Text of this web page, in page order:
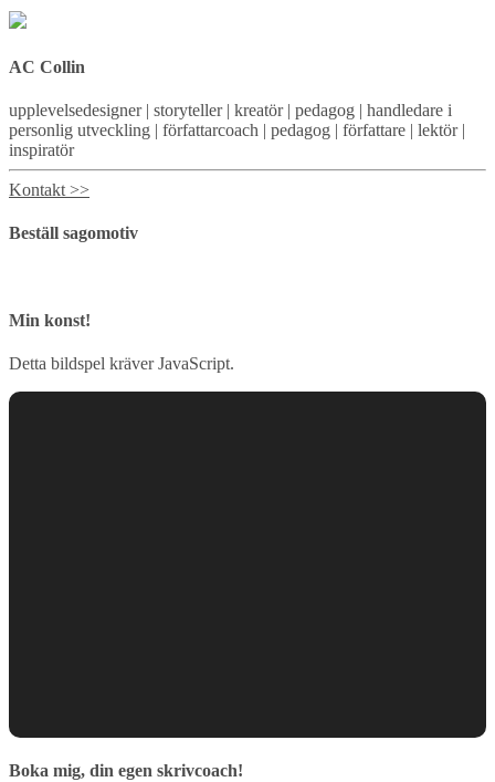
AC Collin
upplevelsedesigner | storyteller | kreatör | pedagog | handledare i
personlig utveckling | författarcoach | pedagog | författare | lektör |
inspiratör
Kontakt >>
Beställ sagomotiv
Min konst!
Detta bildspel kräver JavaScript.
Boka mig, din egen skrivcoach!